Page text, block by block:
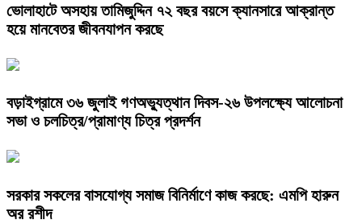
ভোলাহাটে অসহায় তামিজুদ্দিন ৭২ বছর বয়সে ক্যানসারে আক্রান্ত
হয়ে মানবেতর জীবনযাপন করছে
বড়াইগ্রামে ৩৬ জুলাই গণঅভ্যুত্থান দিবস-২৬ উপলক্ষ্যে আলোচনা
সভা ও চলচিত্র/প্রামাণ্য চিত্র প্রদর্শন
সরকার সকলের বাসযোগ্য সমাজ বিনির্মাণে কাজ করছে: এমপি হারুন
অর রশীদ